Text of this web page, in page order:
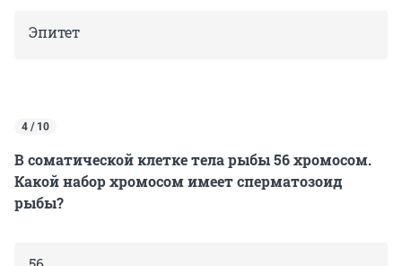
Эпитет
4 / 10
В соматической клетке тела рыбы 56 хромосом.
Какой набор хромосом имеет сперматозоид
рыбы?